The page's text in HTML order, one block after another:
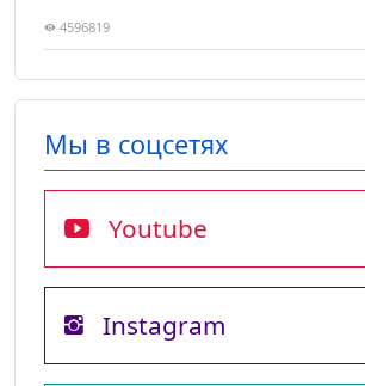
4596819
Мы в соцсетях
Youtube
Instagram